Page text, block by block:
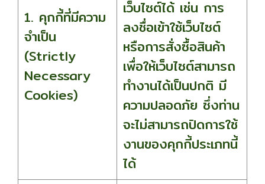
1. คุกกี้ที่มีความ
จำเป็น
(Strictly
Necessary
Cookies)
เว็บไซต์ได้ เช่น การ
ลงชื่อเข้าใช้เว็บไซต์
หรือการสั่งซื้อสินค้า
เพื่อให้เว็บไซต์สามารถ
ทำงานได้เป็นปกติ มี
ความปลอดภัย ซึ่งท่าน
จะไม่สามารถปิดการใช้
งานของคุกกี้ประเภทนี้
ได้